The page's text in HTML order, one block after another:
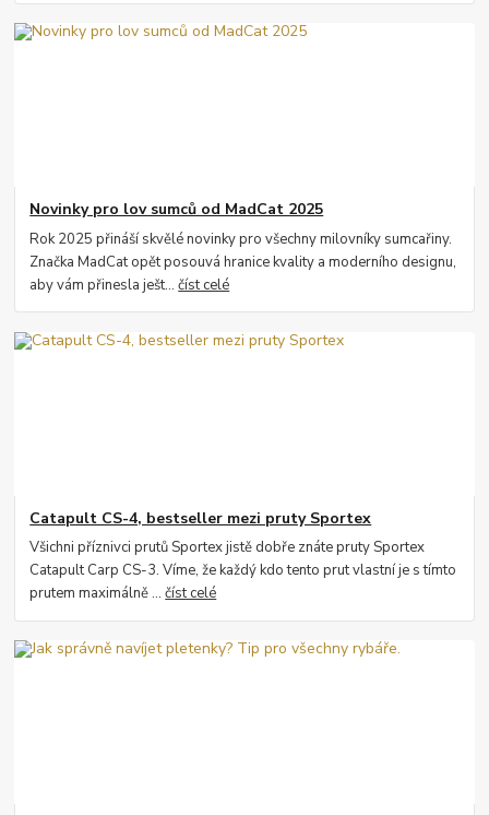
Novinky pro lov sumců od MadCat 2025
Rok 2025 přináší skvělé novinky pro všechny milovníky sumcařiny.
Značka MadCat opět posouvá hranice kvality a moderního designu,
aby vám přinesla ješt...číst celé
Catapult CS-4, bestseller mezi pruty Sportex
Všichni příznivci prutů Sportex jistě dobře znáte pruty Sportex
Catapult Carp CS-3. Víme, že každý kdo tento prut vlastní je s tímto
prutem maximálně ...číst celé